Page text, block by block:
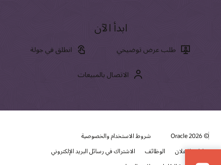
مكتبة الوثائق
تُقدم Oracle University مجموعة متنوعة من الحلول التعليمية
الاعتماد. تعرف على المزيد عن التدريب والشهادة التي يمكنك الاعتماد
سوق Oracle Cloud
مقارنة بين Oracle CX وAdobe
Oracle Marketing مقابل Adobe Marketing
ابدأ الآن
طلب عرض توضيحي انطلق في جولة
الاتصال بالمبيعات
© 2026 Oracle
شروط الاستخدام والخصوصية
خيارات الإعلان
الوظائف
الاشتراك في رسائل البريد الإلكتروني